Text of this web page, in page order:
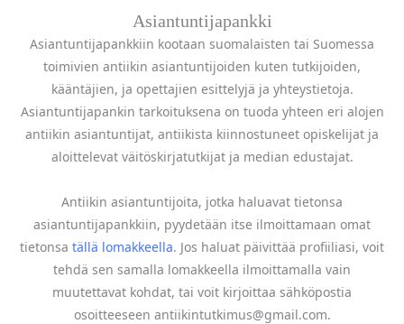
Asiantuntijapankki
Asiantuntijapankkiin kootaan suomalaisten tai Suomessa
toimivien antiikin asiantuntijoiden kuten tutkijoiden,
kääntäjien, ja opettajien esittelyjä ja yhteystietoja.
Asiantuntijapankin tarkoituksena on tuoda yhteen eri alojen
antiikin asiantuntijat, antiikista kiinnostuneet opiskelijat ja
aloittelevat väitöskirjatutkijat ja median edustajat.
Antiikin asiantuntijoita, jotka haluavat tietonsa
asiantuntijapankkiin, pyydetään itse ilmoittamaan omat
tietonsa tällä lomakkeella. Jos haluat päivittää profiiliasi, voit
tehdä sen samalla lomakkeella ilmoittamalla vain
muutettavat kohdat, tai voit kirjoittaa sähköpostia
osoitteeseen antiikintutkimus@gmail.com.